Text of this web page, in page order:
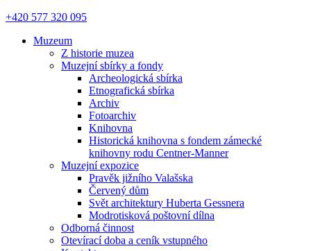
+420 577 320 095
Muzeum
Z historie muzea
Muzejní sbírky a fondy
Archeologická sbírka
Etnografická sbírka
Archiv
Fotoarchiv
Knihovna
Historická knihovna s fondem zámecké
knihovny rodu Centner-Manner
Muzejní expozice
Pravěk jižního Valašska
Červený dům
Svět architektury Huberta Gessnera
Modrotisková poštovní dílna
Odborná činnost
Otevírací doba a ceník vstupného